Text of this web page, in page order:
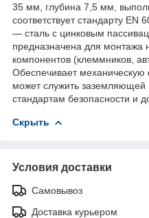
35 мм, глубина 7,5 мм,
соответствует стандарту
— сталь с цинковым
предназначена для монтажа
компонентов (клеммников,
Обеспечивает
может служить заземляющей
стандартам безопасности и
Скрыть
Условия доставки
Самовывоз
Доставка курьером